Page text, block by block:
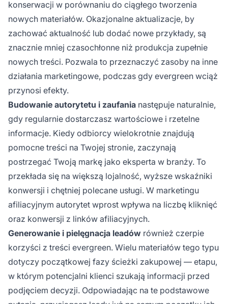
konserwacji w porównaniu do ciągłego tworzenia
nowych materiałów. Okazjonalne aktualizacje, by
zachować aktualność lub dodać nowe przykłady, są
znacznie mniej czasochłonne niż produkcja zupełnie
nowych treści. Pozwala to przeznaczyć zasoby na inne
działania marketingowe, podczas gdy evergreen wciąż
przynosi efekty.
Budowanie autorytetu i zaufania następuje naturalnie,
gdy regularnie dostarczasz wartościowe i rzetelne
informacje. Kiedy odbiorcy wielokrotnie znajdują
pomocne treści na Twojej stronie, zaczynają
postrzegać Twoją markę jako eksperta w branży. To
przekłada się na większą lojalność, wyższe wskaźniki
konwersji i chętniej polecane usługi. W marketingu
afiliacyjnym autorytet wprost wpływa na liczbę kliknięć
oraz konwersji z linków afiliacyjnych.
Generowanie i pielęgnacja leadów również czerpie
korzyści z treści evergreen. Wielu materiałów tego typu
dotyczy początkowej fazy ścieżki zakupowej — etapu,
w którym potencjalni klienci szukają informacji przed
podjęciem decyzji. Odpowiadając na te podstawowe